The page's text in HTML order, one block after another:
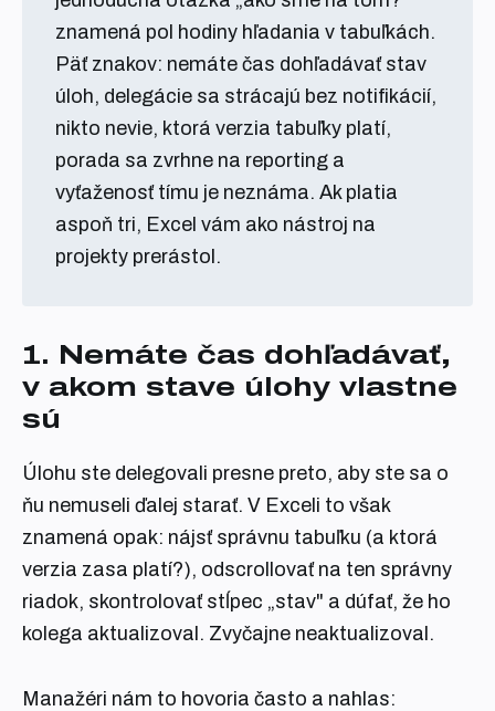
znamená pol hodiny hľadania v tabuľkách.
Päť znakov: nemáte čas dohľadávať stav
úloh, delegácie sa strácajú bez notifikácií,
nikto nevie, ktorá verzia tabuľky platí,
porada sa zvrhne na reporting a
vyťaženosť tímu je neznáma. Ak platia
aspoň tri, Excel vám ako nástroj na
projekty prerástol.
1. Nemáte čas dohľadávať,
v akom stave úlohy vlastne
sú
Úlohu ste delegovali presne preto, aby ste sa o
ňu nemuseli ďalej starať. V Exceli to však
znamená opak: nájsť správnu tabuľku (a ktorá
verzia zasa platí?), odscrollovať na ten správny
riadok, skontrolovať stĺpec „stav" a dúfať, že ho
kolega aktualizoval. Zvyčajne neaktualizoval.
Manažéri nám to hovoria často a nahlas: